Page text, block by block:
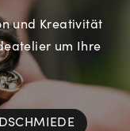
und Kreativität
um Ihre